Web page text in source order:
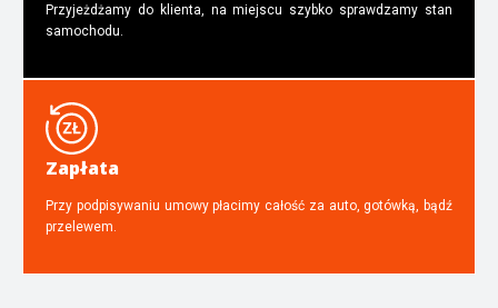
Przyjeżdżamy do klienta, na miejscu szybko sprawdzamy stan
samochodu.
Zapłata
Przy podpisywaniu umowy płacimy całość za auto, gotówką, bądź
przelewem.